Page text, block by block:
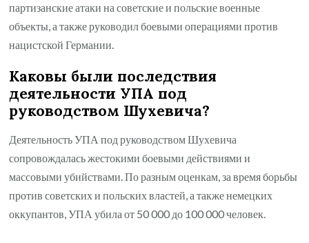
партизанские атаки на советские и польские военные
объекты, а также руководил боевыми операциями против
нацистской Германии.
Каковы были последствия
деятельности УПА под
руководством Шухевича?
Деятельность УПА под руководством Шухевича
сопровождалась жестокими боевыми действиями и
массовыми убийствами. По разным оценкам, за время борьбы
против советских и польских властей, а также немецких
оккупантов, УПА убила от 50 000 до 100 000 человек.